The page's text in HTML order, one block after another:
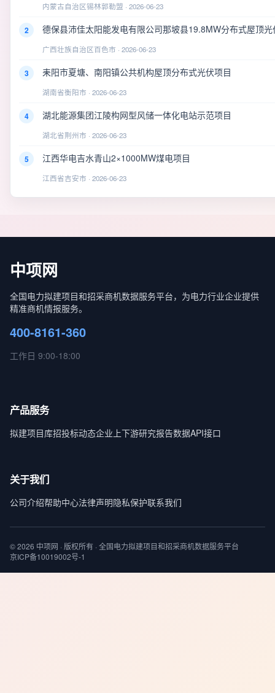
内蒙古自治区锡林郭勒盟 · 2026-06-23
2 德保县沛佳太阳能发电有限公司那坡县19.8MW分布式屋顶
广西壮族自治区百色市 · 2026-06-23
3 耒阳市夏塘、南阳镇公共机构屋顶分布式光伏项目
湖南省衡阳市 · 2026-06-23
4 湖北能源集团江陵构网型风储一体化电站示范项目
湖北省荆州市 · 2026-06-23
5 江西华电吉水青山2×1000MW煤电项目
江西省吉安市 · 2026-06-23
中项网
全国电力拟建项目和招采商机数据服务平台，为电力行业企业提供
精准商机情报服务。
400-8161-360
工作日 9:00-18:00
产品服务
拟建项目库招投标动态企业上下游研究报告数据API接口
关于我们
公司介绍帮助中心法律声明隐私保护联系我们
© 2026 中项网 · 版权所有 · 全国电力拟建项目和招采商机数据服务平台
京ICP备10019002号-1